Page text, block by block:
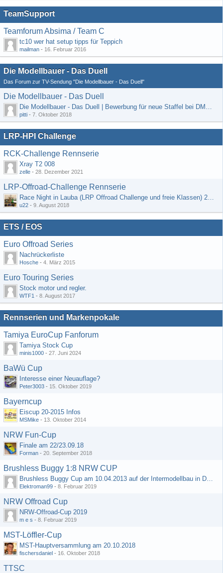
TeamSupport
Teamforum Absima / Team C
tc10 wer hat setup tipps für Teppich
mailman - 16. Februar 2016
Die Modellbauer - Das Duell
Das Forum zur TV-Sendung "Die Modellbauer - Das Duell"
Die Modellbauer - Das Duell
Die Modellbauer - Das Duell | Bewerbung für neue Staffel bei DMAX *Werbung*
pitti - 7. Oktober 2018
LRP-HPI Challenge
RCK-Challenge Rennserie
Xray T2 008
zelle - 28. Dezember 2021
LRP-Offroad-Challenge Rennserie
Race Night in Lauba (LRP Offroad Challenge und freie Klassen) 25/26.08
u22 - 9. August 2018
ETS / EOS
Euro Offroad Series
Nachrückerliste
Hosche - 4. März 2015
Euro Touring Series
Stock motor und regler.
WTF1 - 8. August 2017
Rennserien und Markenpokale
Tamiya EuroCup Fanforum
Tamiya Stock Cup
minis1000 - 27. Juni 2024
BaWü Cup
Interesse einer Neuauflage?
Peter3003 - 15. Oktober 2019
Bayerncup
Eiscup 20-2015 Infos
MSMike - 13. Oktober 2014
NRW Fun-Cup
Finale am 22/23.09.18
Forman - 20. September 2018
Brushless Buggy 1:8 NRW CUP
Brushless Buggy Cup am 10.04.2013 auf der Intermodellbau in Dortmund
Elektroman99 - 8. Februar 2019
NRW Offroad Cup
NRW-Offroad-Cup 2019
m e s - 8. Februar 2019
MST-Löffler-Cup
MST-Hauptversammlung am 20.10.2018
fischersdaniel - 16. Oktober 2018
TTSC